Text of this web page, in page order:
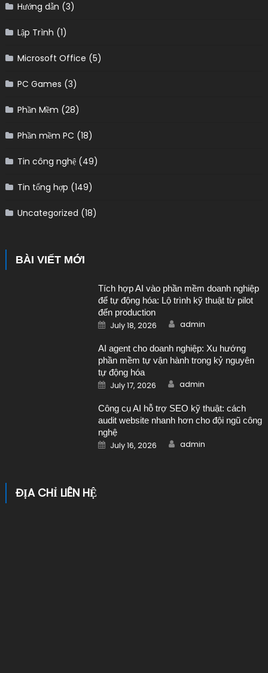
Hướng dẫn (3)
Lập Trình (1)
Microsoft Office (5)
PC Games (3)
Phần Mềm (28)
Phần mềm PC (18)
Tin công nghệ(49)
Tin tổng hợp (149)
Uncategorized (18)
BÀI VIẾT MỚI
Tích hợp AI vào phần mềm doanh nghiệp
để tự động hóa: Lộ trình kỹ thuật từ pilot
đến production
Posted on
July 18, 2026 Author
admin
AI agent cho doanh nghiệp: Xu hướng
phần mềm tự vận hành trong kỷ nguyên
tự động hóa
Posted on
July 17, 2026 Author
admin
Công cụ AI hỗ trợ SEO kỹ thuật: cách
audit website nhanh hơn cho đội ngũ công
nghệ
Posted on
July 16, 2026 Author
admin
ĐỊA CHỈ LIÊN HỆ